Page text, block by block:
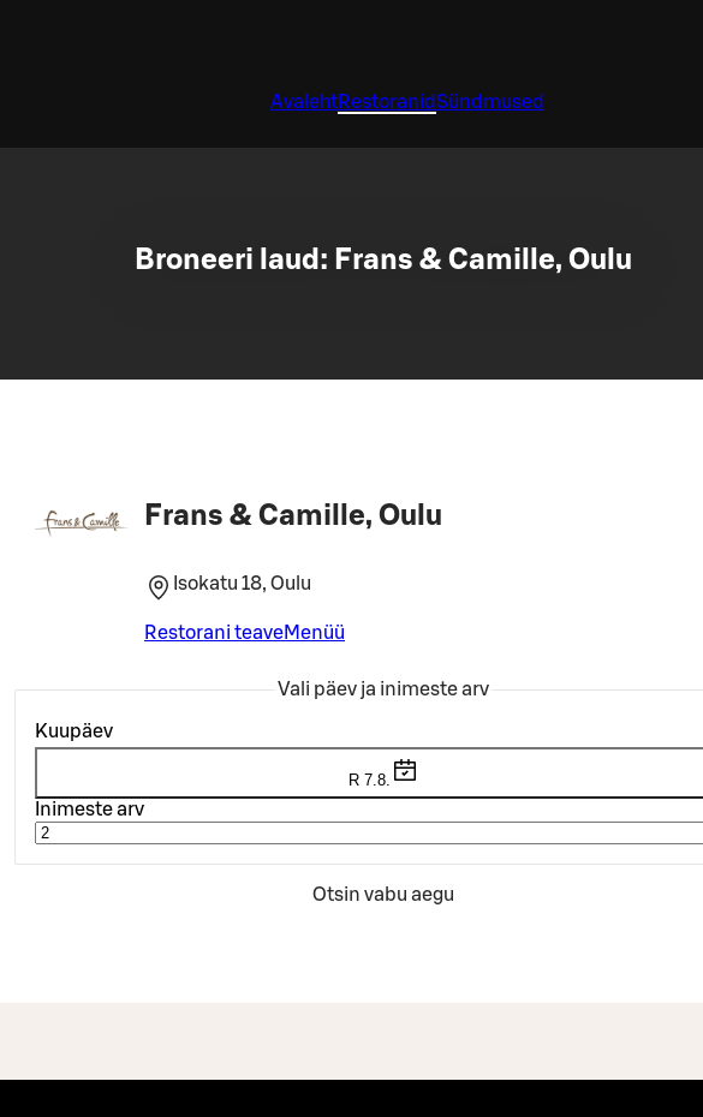
AvalehtRestoranidSündmused
Broneeri laud: Frans & Camille, Oulu
Frans & Camille, Oulu
Isokatu 18, Oulu
Restorani teaveMenüü
Vali päev ja inimeste arv
Kuupäev
R 7.8.
Inimeste arv
Otsin vabu aegu